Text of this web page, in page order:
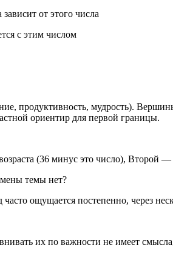
от этого числа
с этим числом
продуктивность, мудрость).
ориентир для первой границы.
(36 минус это число), Второй
темы нет?
ощущается постепенно, через
их по важности не имеет